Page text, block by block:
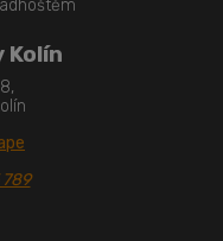
Kolín